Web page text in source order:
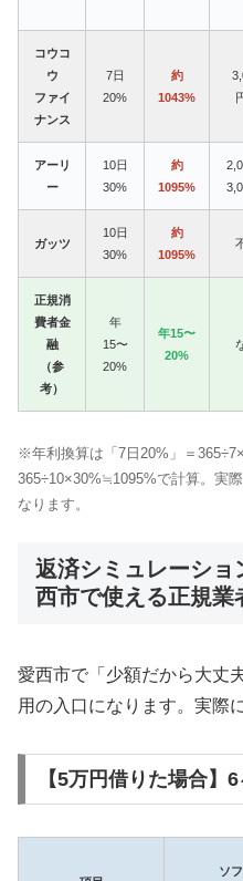
コウコ
ウ
ファイ
ナンス
7日
20%
約
1043%
アーリ
ー
10日
30%
約
1095%
ガッツ
10日
30%
約
1095%
正規消
費者金
融
（参
考）
年
15〜
20%
年15〜
20%
※年利換算は「7日20%」＝
365÷10×30%≒1095%で計算。実
なります。
返済シミュレーシ
西市で使える正規業
愛西市で「少額だから大丈
用の入口になります。実際
【5万円借りた場合】
ソ